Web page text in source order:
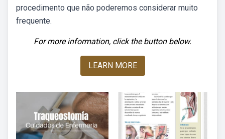
procedimento que não poderemos considerar muito
frequente.
For more information, click the button below.
LEARN MORE